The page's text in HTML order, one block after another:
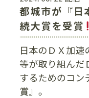
都城市が『日
続大賞を受賞
日本のＤＸ加
等が取り組んだ
するためのコン
賞』。